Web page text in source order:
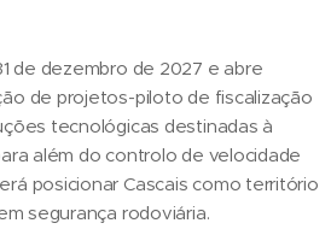
de dezembro de 2027 e abre
de projetos-piloto de fiscalização
tecnológicas destinadas à
além do controlo de velocidade
posicionar Cascais como território
segurança rodoviária.